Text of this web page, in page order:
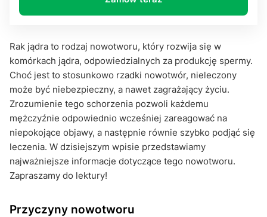
Rak jądra to rodzaj nowotworu, który rozwija się w
komórkach jądra, odpowiedzialnych za produkcję spermy.
Choć jest to stosunkowo rzadki nowotwór, nieleczony
może być niebezpieczny, a nawet zagrażający życiu.
Zrozumienie tego schorzenia pozwoli każdemu
mężczyźnie odpowiednio wcześniej zareagować na
niepokojące objawy, a następnie równie szybko podjąć się
leczenia. W dzisiejszym wpisie przedstawiamy
najważniejsze informacje dotyczące tego nowotworu.
Zapraszamy do lektury!
Przyczyny nowotworu